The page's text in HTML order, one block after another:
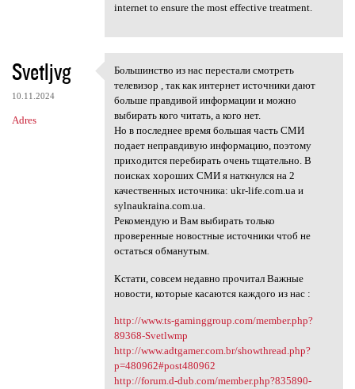
internet to ensure the most effective treatment.
Svetljvg
10.11.2024
Adres
Большинство из нас перестали
Большинство из нас перестали смотреть
телевизор , так как интернет источники дают
больше правдивой информации и можно
выбирать кого читать, а кого нет.
Но в последнее время большая часть СМИ
подает неправдивую информацию, поэтому
приходится перебирать очень тщательно. В
поисках хороших СМИ я наткнулся на 2
качественных источника: ukr-life.com.ua и
sylnaukraina.com.ua.
Рекомендую и Вам выбирать только
проверенные новостные источники чтоб не
остаться обманутым.
Кстати, совсем недавно прочитал Важные
новости, которые касаются каждого из нас :
http://www.ts-gaminggroup.com/member.php?
89368-Svetlwmp
http://www.adtgamer.com.br/showthread.php?
p=480962#post480962
http://forum.d-dub.com/member.php?835890-